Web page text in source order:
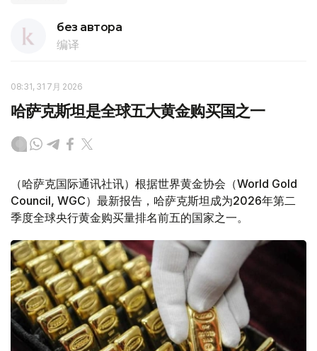
без автора
编译
08:31, 31 7月 2026
哈萨克斯坦是全球五大黄金购买国之一
（哈萨克国际通讯社讯）根据世界黄金协会（World Gold
Council, WGC）最新报告，哈萨克斯坦成为2026年第二
季度全球央行黄金购买量排名前五的国家之一。